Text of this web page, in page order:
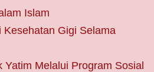
Islam
Kesehatan Gigi Selama
Yatim Melalui Program Sosial